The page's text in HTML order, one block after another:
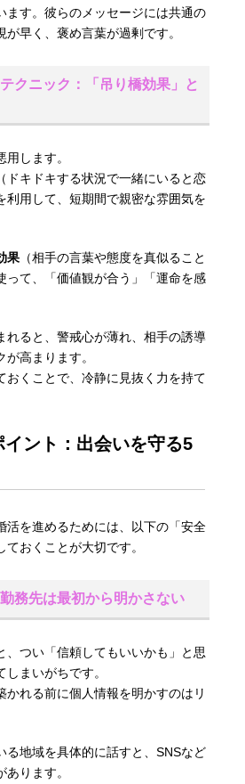
ます。彼らのメッセージには共通の
早く、褒め言葉が過剰です。
クニック：「吊り橋効果」と
します。
（ドキドキする状況で一緒にいると恋
利用して、短期間で親密な雰囲気を
果 （相手の言葉や態度を真似ること
って、「価値観が合う」「運命を感
れると、警戒心が薄れ、相手の誘導
高まります。
おくことで、冷静に見抜く力を持て
ント：出会いを守る5
活を進めるためには、以下の「安全
おくことが大切です。
務先は最初から明かさない
、つい「信頼してもいいかも」と思
まいがちです。
かれる前に個人情報を明かすのはリ
る地域を具体的に話すと、SNSなど
ります。